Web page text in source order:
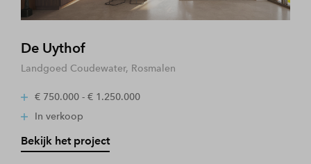
De Uythof
Landgoed Coudewater, Rosmalen
€ 750.000 - € 1.250.000
In verkoop
Bekijk het project